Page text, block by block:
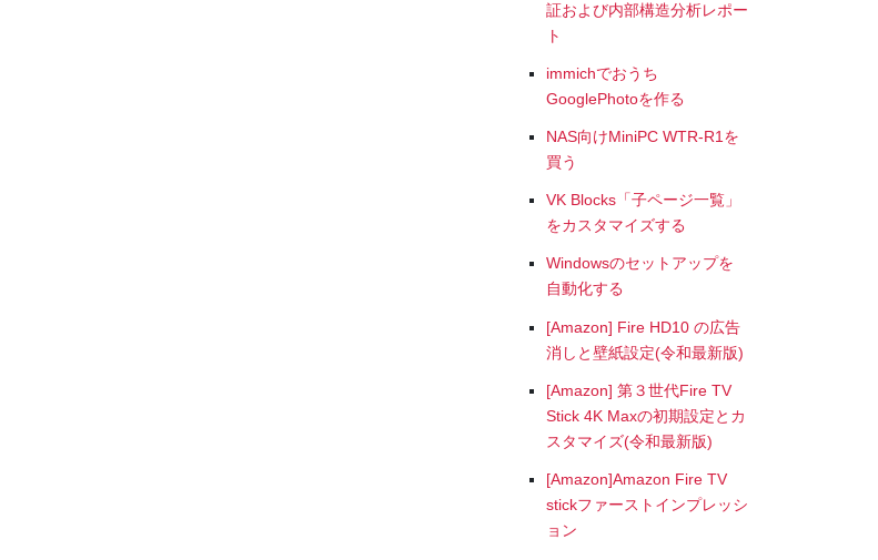
証および内部構造分析レポー
ト
immichでおうち
GooglePhotoを作る
NAS向けMiniPC WTR-R1を
買う
VK Blocks「子ページ一覧」
をカスタマイズする
Windowsのセットアップを
自動化する
[Amazon] Fire HD10 の広告
消しと壁紙設定(令和最新版)
[Amazon] 第３世代Fire TV
Stick 4K Maxの初期設定とカ
スタマイズ(令和最新版)
[Amazon]Amazon Fire TV
stickファーストインプレッシ
ョン